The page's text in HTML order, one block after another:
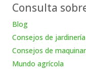
Consulta
Blog
Consejos de jardinería
Consejos de
Mundo agrícola